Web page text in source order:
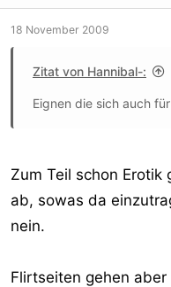
18 November 2009
Zitat von Hannibal-:
Eignen die sich auch
Zum Teil schon Erotik
ab, sowas da
nein.
Flirtseiten gehen aber